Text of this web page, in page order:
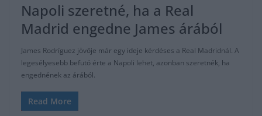
Napoli szeretné, ha a Real
Madrid engedne James árából
James Rodríguez jövője már egy ideje kérdéses a Real Madridnál. A
legesélyesebb befutó érte a Napoli lehet, azonban szeretnék, ha
engednének az árából.
Read More